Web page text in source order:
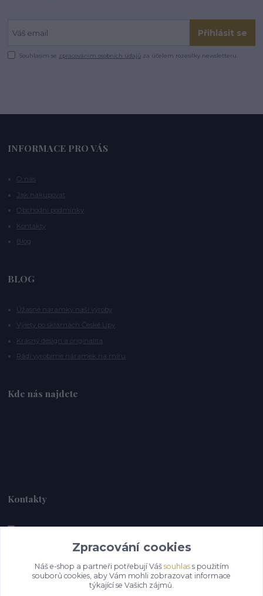
Přihlásit se
Souhlasím se zpracováním osobních údajů za účelem rozesílky newsletteru.
INFORMACE PRO VÁS
O nás
Jak nakupovat
Obchodní podmínky
Kontakty
Blog
BLOG
Úžasné náramky naší výroby
Výlety po sklárnách České Lípy
Krásný design a originalita
Rádi vyrobíme náramek na míru
Kde nás najdete
Kontakty
Alebrije@alebrije.cz
Zpracování cookies
Náš e-shop a partneři potřebují Váš souhlass použitím
souborů cookies, aby Vám mohli zobrazovat informace
týkající se Vašich zájmů.